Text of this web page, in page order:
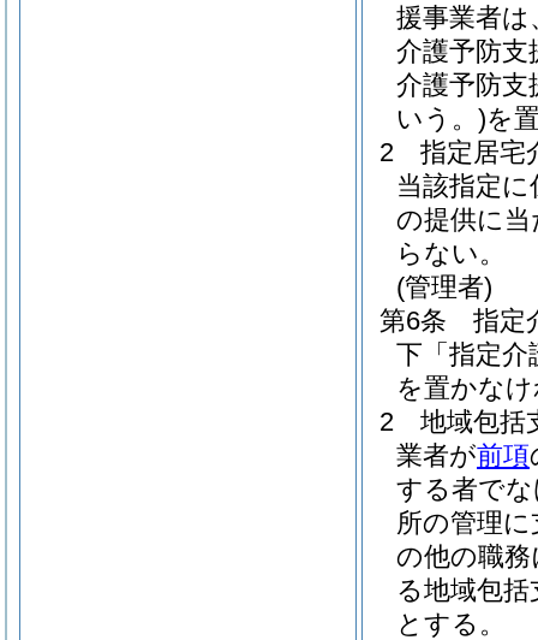
援事業者
介護予防
介護予防
いう。)を
2
指定居宅
当該指定
の提供に
らない。
(管理者)
第6条
指定
下「指定介
を置かな
2
地域包括
業者が前項
する者で
所の管理
の他の職
る地域包
とする。